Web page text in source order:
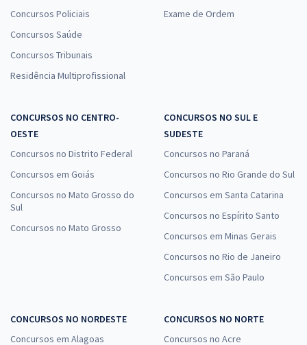
Concursos Policiais
Concursos Saúde
Concursos Tribunais
Residência Multiprofissional
Exame de Ordem
CONCURSOS NO CENTRO-
OESTE
Concursos no Distrito Federal
Concursos em Goiás
Concursos no Mato Grosso do
Sul
Concursos no Mato Grosso
CONCURSOS NO SUL E
SUDESTE
Concursos no Paraná
Concursos no Rio Grande do Sul
Concursos em Santa Catarina
Concursos no Espírito Santo
Concursos em Minas Gerais
Concursos no Rio de Janeiro
Concursos em São Paulo
CONCURSOS NO NORDESTE
Concursos em Alagoas
CONCURSOS NO NORTE
Concursos no Acre